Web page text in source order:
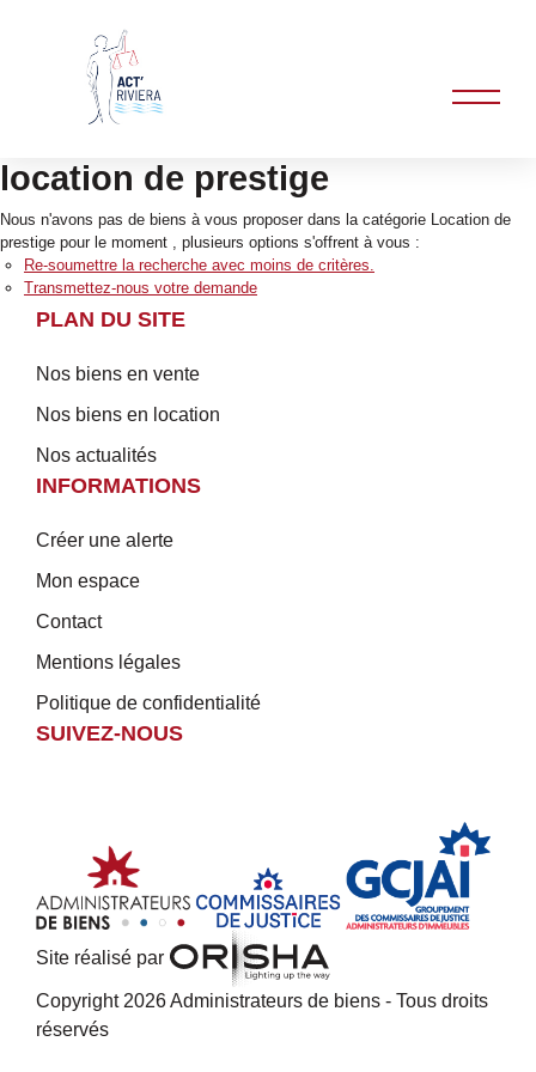
location de prestige
Nous n'avons pas de biens à vous proposer dans la catégorie Location de
prestige pour le moment , plusieurs options s'offrent à vous :
Re-soumettre la recherche avec moins de critères.
Transmettez-nous votre demande
PLAN DU SITE
Nos biens en vente
Nos biens en location
Nos actualités
INFORMATIONS
Créer une alerte
Mon espace
Contact
Mentions légales
Politique de confidentialité
SUIVEZ-NOUS
Site réalisé par
Copyright 2026 Administrateurs de biens - Tous droits
réservés